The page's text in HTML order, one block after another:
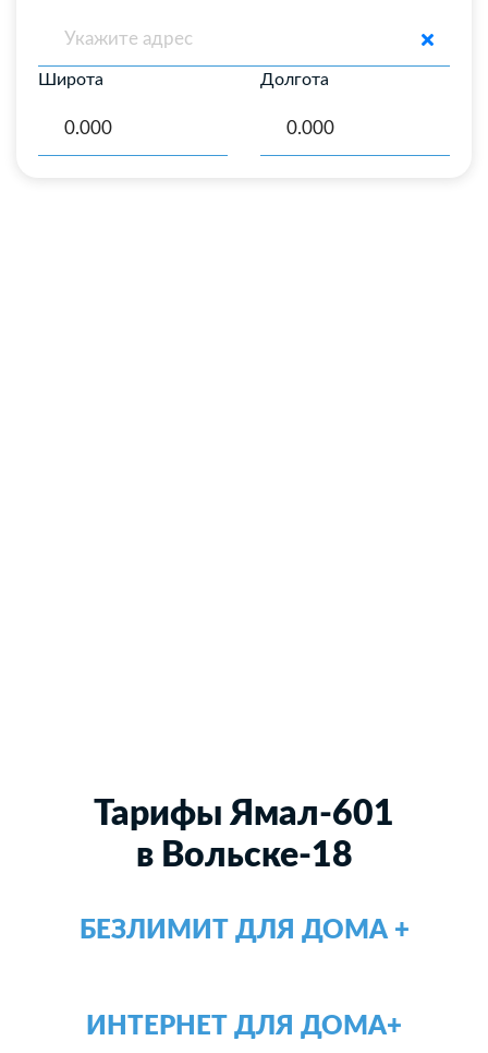
Широта Долгота
Тарифы Ямал-601
в Вольске-18
БЕЗЛИМИТ ДЛЯ ДОМА +
ИНТЕРНЕТ ДЛЯ ДОМА+